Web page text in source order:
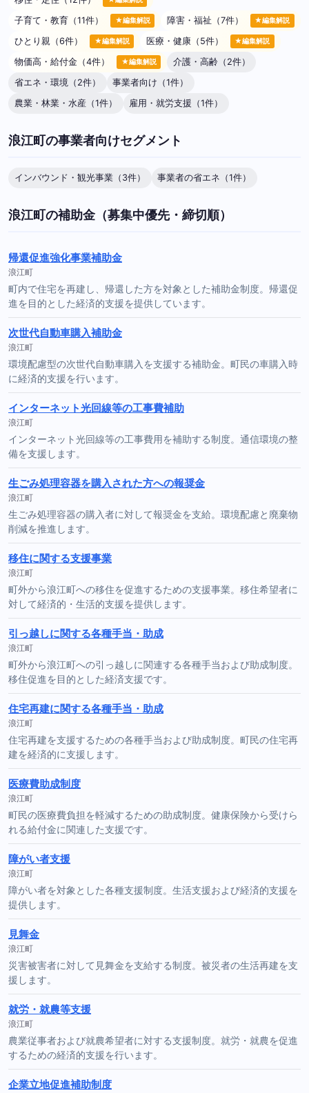
子育て・教育（11件） ★編集解説 障害・福祉（7件） ★編集解説
ひとり親（6件） ★編集解説 医療・健康（5件） ★編集解説
物価高・給付金（4件） ★編集解説
介護・高齢（2件）
省エネ・環境（2件）
事業者向け（1件）
農業・林業・水産（1件）
雇用・就労支援（1件）
浪江町の事業者向けセグメント
インバウンド・観光事業（3件） 事業者の省エネ（1件）
浪江町の補助金（募集中優先・締切順）
帰還促進強化事業補助金
浪江町
町内で住宅を再建し、帰還した方を対象とした補助金制度。帰還促
進を目的とした経済的支援を提供しています。
次世代自動車購入補助金
浪江町
環境配慮型の次世代自動車購入を支援する補助金。町民の車購入時
に経済的支援を行います。
インターネット光回線等の工事費補助
浪江町
インターネット光回線等の工事費用を補助する制度。通信環境の整
備を支援します。
生ごみ処理容器を購入された方への報奨金
浪江町
生ごみ処理容器の購入者に対して報奨金を支給。環境配慮と廃棄物
削減を推進します。
移住に関する支援事業
浪江町
町外から浪江町への移住を促進するための支援事業。移住希望者に
対して経済的・生活的支援を提供します。
引っ越しに関する各種手当・助成
浪江町
町外から浪江町への引っ越しに関連する各種手当および助成制度。
移住促進を目的とした経済支援です。
住宅再建に関する各種手当・助成
浪江町
住宅再建を支援するための各種手当および助成制度。町民の住宅再
建を経済的に支援します。
医療費助成制度
浪江町
町民の医療費負担を軽減するための助成制度。健康保険から受けら
れる給付金に関連した支援です。
障がい者支援
浪江町
障がい者を対象とした各種支援制度。生活支援および経済的支援を
提供します。
見舞金
浪江町
災害被害者に対して見舞金を支給する制度。被災者の生活再建を支
援します。
就労・就農等支援
浪江町
農業従事者および就農希望者に対する支援制度。就労・就農を促進
するための経済的支援を行います。
企業立地促進補助制度